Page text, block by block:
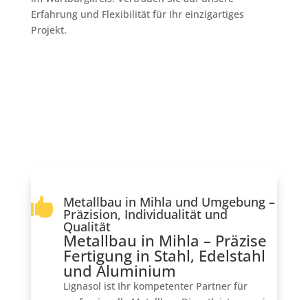
Erfahrung und Flexibilität für Ihr einzigartiges
Projekt.
 Metallbau in Mihla und Umgebung –
Präzision, Individualität und
Qualität
Metallbau in Mihla – Präzise
Fertigung in Stahl, Edelstahl
und Aluminium
Lignasol ist Ihr kompetenter Partner für